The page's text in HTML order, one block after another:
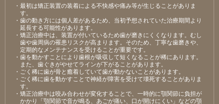
・最初は矯正装置の装着による不快感や痛み等が生じることがありま
す。
・歯の動き方には個人差があるため、当初予想されていた治療期間より
延長する可能性があります。
・矯正治療中は、装置が付いているため歯が磨きにくくなります。むし
歯や歯周病の罹患リスクが高まります。そのため、丁寧な歯磨きや、
定期的なメンテナンスを受けることが重要です。
・歯を動かすことにより歯根が吸収して短くなることが稀にあります。
また、歯ぐきがやせてラインが下がることがあります。
・ごく稀に歯が骨と癒着していて歯が動かないことがあります。
・ごく稀に歯を動かすことで神経が障害を受けて壊死することがありま
す。
・矯正治療中は咬み合わせが変化することで、一時的に顎関節に負担が
かかり「顎関節で音が鳴る、あごが痛い、口が開けにくい」などの顎